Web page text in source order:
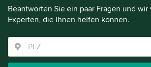
Beantworten Sie ein paar Fragen und
Experten, die Ihnen helfen können.